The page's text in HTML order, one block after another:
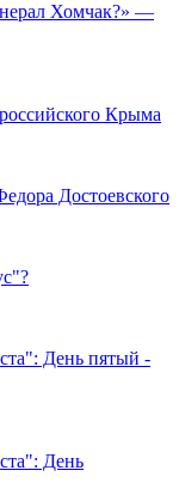
Хомчак?» —
Крыма
Достоевского
День пятый -
День